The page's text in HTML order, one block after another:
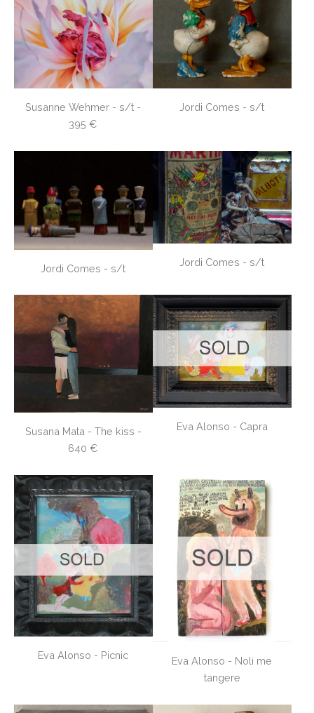
Susanne Wehmer - s/t -
395 €
Jordi Comes - s/t
Jordi Comes - s/t Jordi Comes - s/t
Susana Mata - The kiss -
640 €
Eva Alonso - Capra
Eva Alonso - Picnic
Eva Alonso - Noli me
tangere